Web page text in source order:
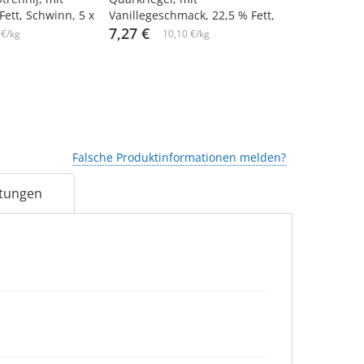
Schwinn, 5 х
kg
Vanillegeschmack, 22,5 % Fett,
Baltais, 4 х 180 g
7,27 € 10,10 €/kg
Falsche Produktinformationen melden?